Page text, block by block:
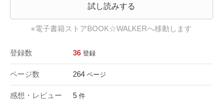
試し読みする
※電子書籍ストアBOOK☆WALKERへ移動します
登録数 36 登録
ページ数 264 ページ
感想・レビュー 5 件